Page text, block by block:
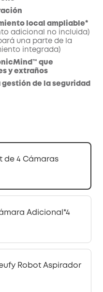
local ampliable*
adicional no incluida)
una parte de la
integrada)
que
y extraños
gestión de la seguridad
de 4 Cámaras
Adicional*4
Robot Aspirador